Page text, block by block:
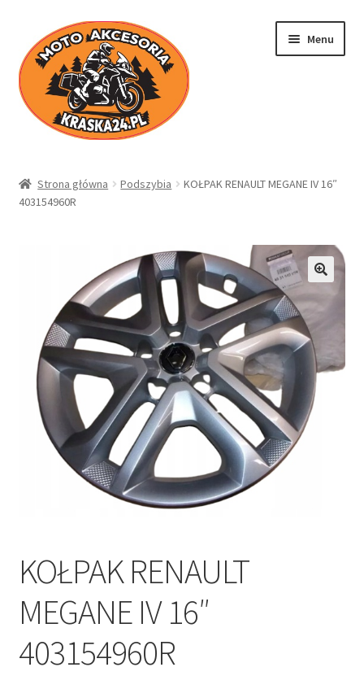
Przejdź
do
nawigacji
Przejdź
do
treści
Menu
Sklep
Moje konto
Regulamin
Polityka prywatności
Kontakt
Strona główna Podszybia
KOŁPAK RENAULT MEGANE IV 16″
403154960R
KOŁPAK RENAULT
MEGANE IV 16″
403154960R